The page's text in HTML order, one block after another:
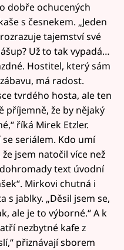
dobře ochucených
s česnekem. „Jeden
tajemství své
Už to tak vypadá…
Hostitel, který sám
má radost.
tvrdého hosta, ale ten
příjemně, že by nějaký
říká Mirek Etzler.
se seriálem. Kdo umí
že jsem natočil více než
text úvodní
Mirkovi chutná i
s jablky. „Děsil jsem se,
ale je to výborné.“ A k
nezbytné kafe z
přiznávají sborem